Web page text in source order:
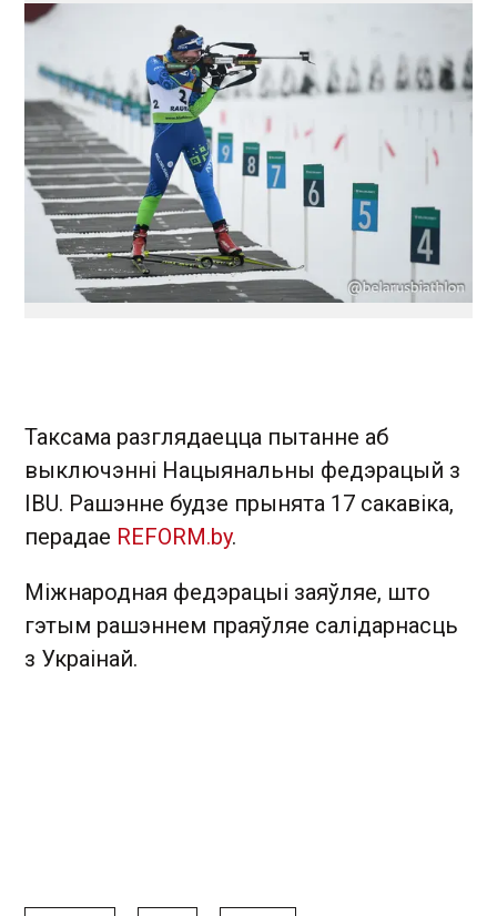
Таксама разглядаецца пытанне аб
выключэнні Нацыянальны федэрацый з
IBU. Рашэнне будзе прынята 17 сакавіка,
перадае REFORM.by.
Міжнародная федэрацыі заяўляе, што
гэтым рашэннем праяўляе салідарнасць
з Украінай.